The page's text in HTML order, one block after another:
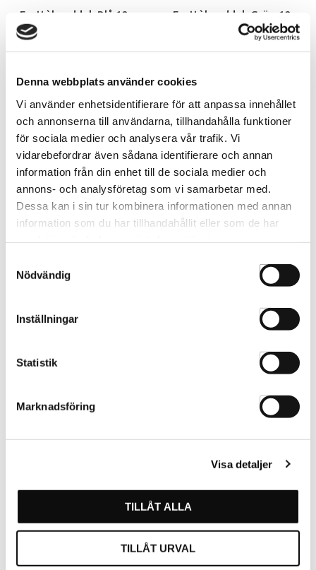
Denna webbplats använder cookies
Vi använder enhetsidentifierare för att anpassa innehållet
och annonserna till användarna, tillhandahålla funktioner
för sociala medier och analysera vår trafik. Vi
vidarebefordrar även sådana identifierare och annan
information från din enhet till de sociala medier och
annons- och analysföretag som vi samarbetar med.
Dessa kan i sin tur kombinera informationen med annan
information som du har tillhandahållit eller som de har
Nödvändig
Inställningar
Statistik
Marknadsföring
Visa detaljer
TILLÅT ALLA
TILLÅT URVAL
Frottèhandduk Blå 12-p
Frottèhandduk Grön 12-p
8998-4